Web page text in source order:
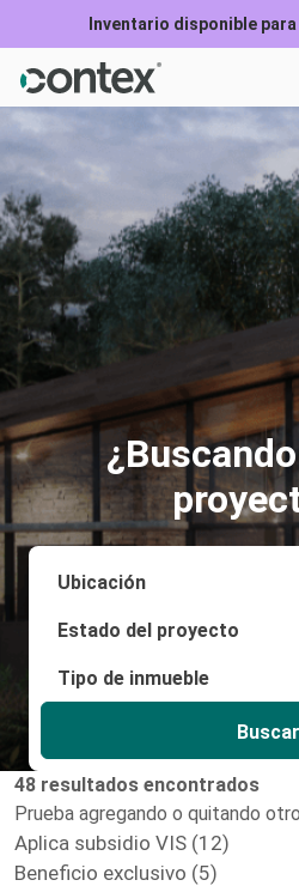
Inventario disponible para
Buscar
48 resultados encontrados
Prueba agregando o quitando
Aplica subsidio VIS (12)
Beneficio exclusivo (5)